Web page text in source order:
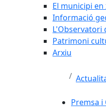
El municipi en
Informació
L'Observatori
Patrimoni
Arxiu
Premsa i